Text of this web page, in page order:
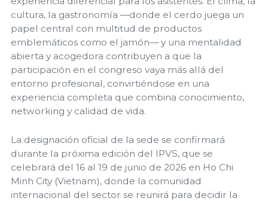
cultura, la gastronomía —donde el cerdo juega un
papel central con multitud de productos
emblemáticos como el jamón— y una mentalidad
abierta y acogedora contribuyen a que la
participación en el congreso vaya más allá del
entorno profesional, convirtiéndose en una
experiencia completa que combina conocimiento,
networking y calidad de vida.
La designación oficial de la sede se confirmará
durante la próxima edición del IPVS, que se
celebrará del 16 al 19 de junio de 2026 en Ho Chi
Minh City (Vietnam), donde la comunidad
internacional del sector se reunirá para decidir la